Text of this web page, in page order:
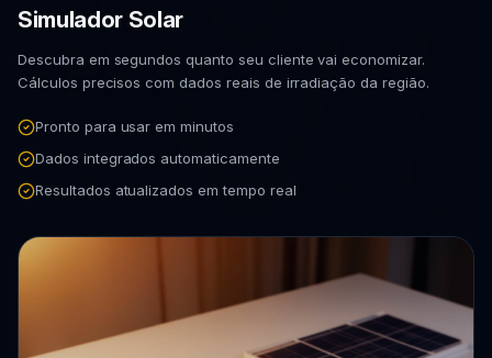
Simulador Solar
Descubra em segundos quanto seu cliente vai economizar.
Cálculos precisos com dados reais de irradiação da região.
Pronto para usar em minutos
Dados integrados automaticamente
Resultados atualizados em tempo real